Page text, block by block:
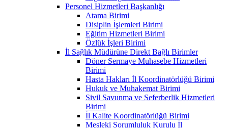
Personel Hizmetleri Başkanlığı
Atama Birimi
Disiplin İşlemleri Birimi
Eğitim Hizmetleri Birimi
Özlük İşleri Birimi
İl Sağlık Müdürüne Direkt Bağlı Birimler
Döner Sermaye Muhasebe Hizmetleri
Birimi
Hasta Hakları İl Koordinatörlüğü Birimi
Hukuk ve Muhakemat Birimi
Sivil Savunma ve Seferberlik Hizmetleri
Birimi
İl Kalite Koordinatörlüğü Birimi
Mesleki Sorumluluk Kurulu İl